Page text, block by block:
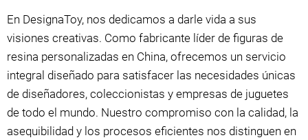
En DesignaToy, nos dedicamos a darle vida a sus
visiones creativas. Como fabricante líder de figuras de
resina personalizadas en China, ofrecemos un servicio
integral diseñado para satisfacer las necesidades únicas
de diseñadores, coleccionistas y empresas de juguetes
de todo el mundo. Nuestro compromiso con la calidad, la
asequibilidad y los procesos eficientes nos distinguen en